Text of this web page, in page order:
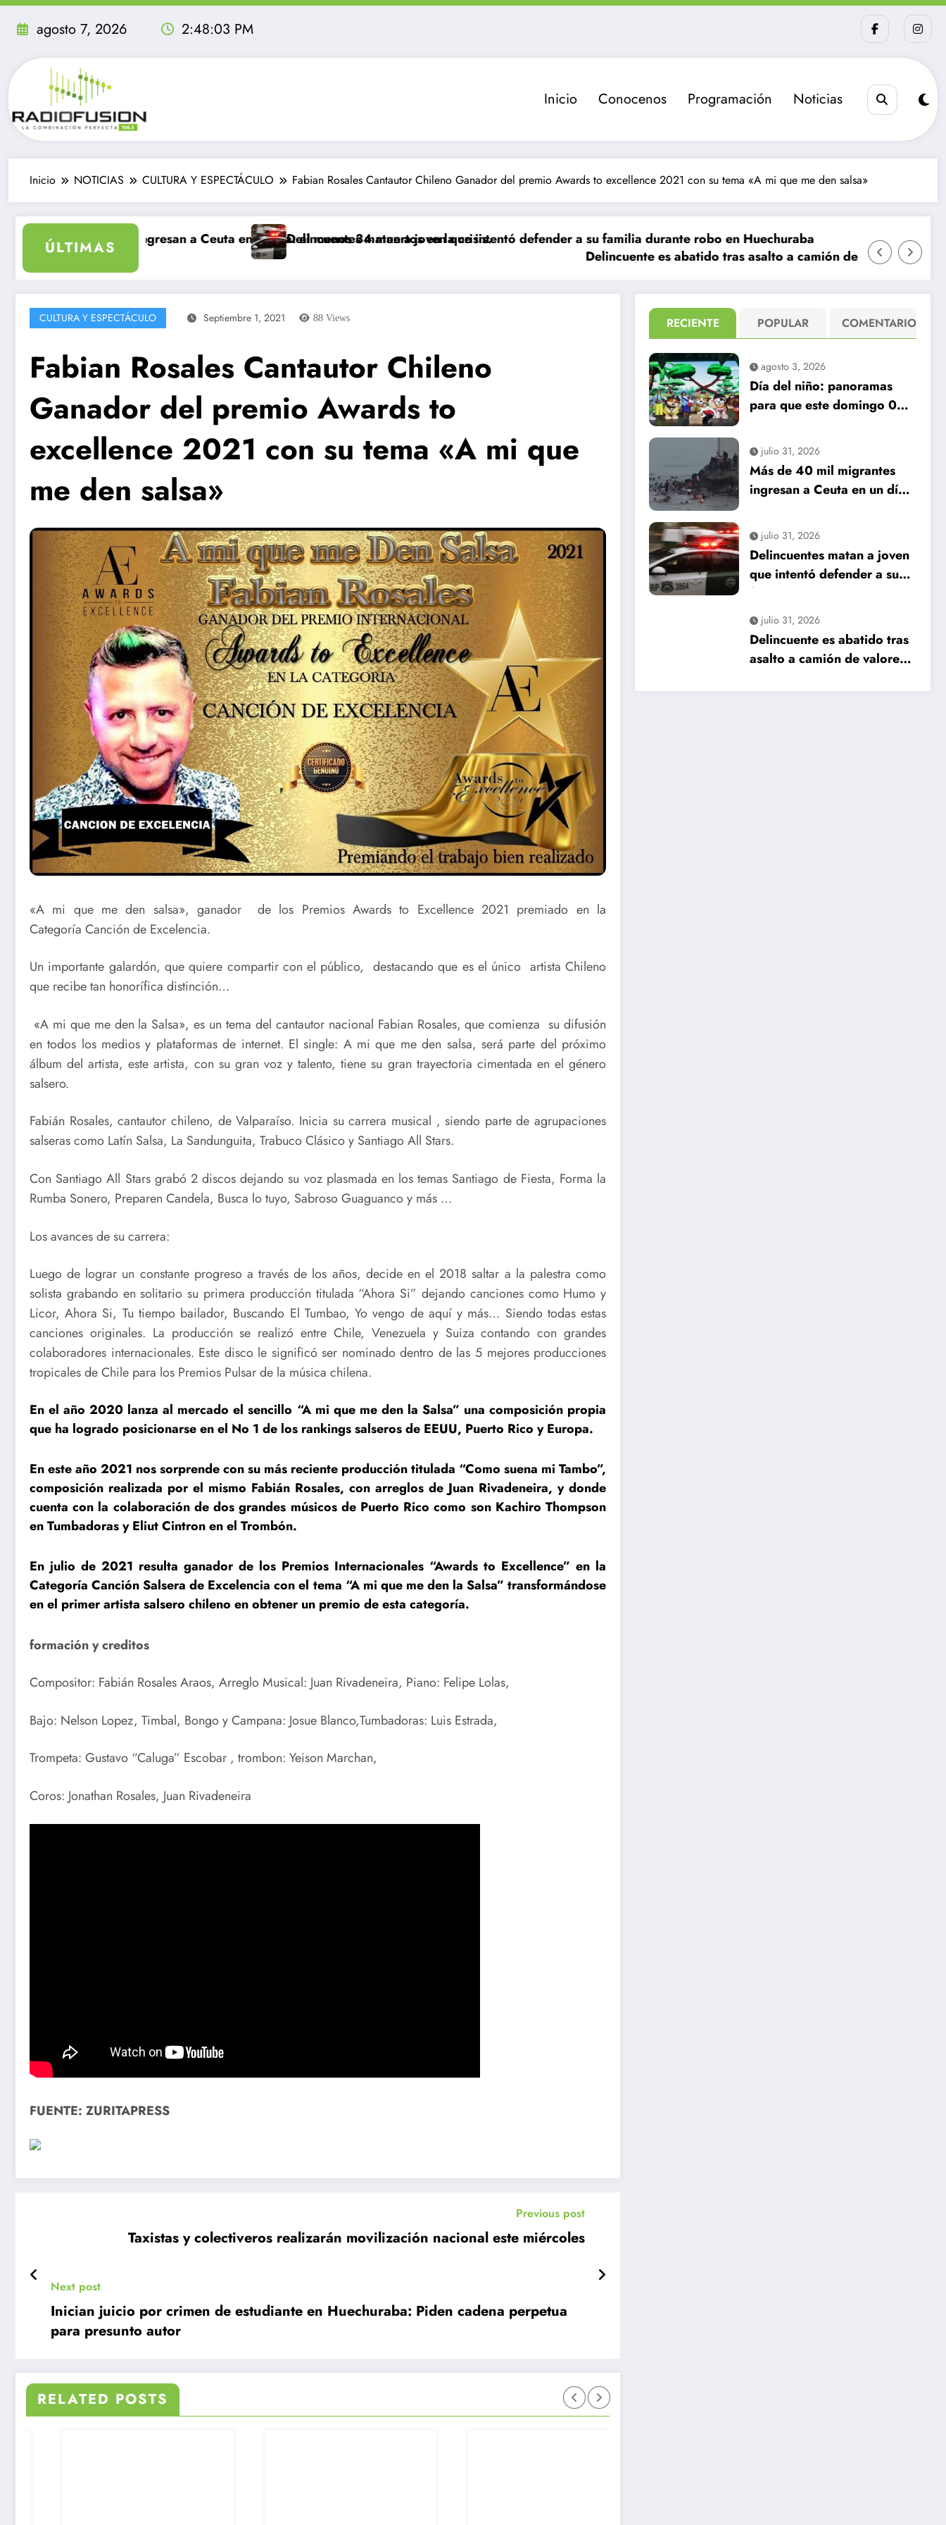
Saltar
agosto 7, 2026 2:48:04 PM
Inicio Conocenos Programación Noticias
Inicio NOTICIAS CULTURA Y ESPECTÁCULO Fabian Rosales Cantautor Chileno Ganador del premio Awards to excellence 2021 con su tema «A mi que me den salsa»
ÚLTIMAS
ingresan a Ceuta en un día: al menos 34 muertos en la crisis.
Delincuentes matan a joven que intentó defender a su familia durante robo en Huechuraba
Delincuente es abatido tras asalto a camión de valores en Santiago
La sanción que busca el
CULTURA Y ESPECTÁCULO Septiembre 1, 2021 88 Views
Fabian Rosales Cantautor Chileno
Ganador del premio Awards to
excellence 2021 con su tema «A mi que
me den salsa»
«A mi que me den salsa», ganador de los Premios Awards to Excellence 2021 premiado en la
Categoría Canción de Excelencia.
Un importante galardón, que quiere compartir con el público, destacando que es el único artista Chileno
que recibe tan honorífica distinción…
«A mi que me den la Salsa», es un tema del cantautor nacional Fabian Rosales, que comienza su difusión
en todos los medios y plataformas de internet. El single: A mi que me den salsa, será parte del próximo
álbum del artista, este artista, con su gran voz y talento, tiene su gran trayectoria cimentada en el género
salsero.
Fabián Rosales,cantautor chileno, de Valparaíso. Inicia su carrera musical , siendo parte de agrupaciones
salseras como Latín Salsa, La Sandunguita, Trabuco Clásico y Santiago All Stars.
Con Santiago All Stars grabó 2 discos dejando su voz plasmada en los temas Santiago de Fiesta, Forma la
Rumba Sonero, Preparen Candela, Busca lo tuyo, Sabroso Guaguanco y más …
Los avances de su carrera:
Luego de lograr un constante progreso a través de los años, decide en el 2018 saltar a la palestra como
solista grabando en solitario su primera producción titulada “Ahora Si” dejando canciones como Humo y
Licor, Ahora Si, Tu tiempo bailador, Buscando El Tumbao, Yo vengo de aquí y más… Siendo todas estas
canciones originales. La producción se realizó entre Chile, Venezuela y Suiza contando con grandes
colaboradores internacionales. Este disco le significó ser nominado dentro de las 5 mejores producciones
tropicales de Chile para los Premios Pulsar de la música chilena.
En el año 2020 lanza al mercado el sencillo “A mi que me den la Salsa” una composición propia
que ha logrado posicionarse en el No 1 de los rankings salseros de EEUU, Puerto Rico y Europa.
En este año 2021 nos sorprende con su más reciente producción titulada “Como suena mi Tambo”,
composición realizada por el mismo Fabián Rosales, con arreglos de Juan Rivadeneira, y donde
cuenta con la colaboración de dos grandes músicos de Puerto Rico como son Kachiro Thompson
en Tumbadoras y Eliut Cintron en el Trombón.
En julio de 2021 resulta ganador de los Premios Internacionales “Awards to Excellence” en la
Categoría Canción Salsera de Excelencia con el tema “A mi que me den la Salsa” transformándose
en el primer artista salsero chileno en obtener un premio de esta categoría.
formación y creditos
Compositor: Fabián Rosales Araos, Arreglo Musical: Juan Rivadeneira, Piano: Felipe Lolas,
Bajo: Nelson Lopez, Timbal, Bongo y Campana: Josue Blanco,Tumbadoras: Luis Estrada,
Trompeta: Gustavo “Caluga” Escobar , trombon: Yeison Marchan,
Coros: Jonathan Rosales, Juan Rivadeneira
FUENTE: ZURITAPRESS
Previous post
Taxistas y colectiveros realizarán movilización nacional este miércoles
Next post
Inician juicio por crimen de estudiante en Huechuraba: Piden cadena perpetua
para presunto autor
RELATED POSTS
RECIENTE POPULAR COMENTARIO
agosto 3, 2026
Día del niño: panoramas
para que este domingo 09
julio 31, 2026
Más de 40 mil migrantes
ingresan a Ceuta en un día:
crisis.
julio 31, 2026
Delincuentes matan a joven
que intentó defender a su
familia durante robo en
Huechuraba
julio 31, 2026
Delincuente es abatido tras
asalto a camión de valores